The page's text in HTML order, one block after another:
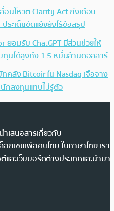
อนโหวต Clarity Act ถึงเดือน
ระเด็นขัดแย้งยังไร้ข้อสรุป
ยอมรับ ChatGPT มีส่วนช่วยให้
ทุนได้สูงถึง 1.5 หมื่นล้านดอลลาร์
คลัง Bitcoinใน Nasdaq เจือจาง
กลงทุนแทบไม่รู้ตัว
เสนอสารเกี่ยวกับ
กเชนเพื่อคนไทย ในภาษาไทย เรา
ละเว็บบอร์ดต่างประเทศและนำมา